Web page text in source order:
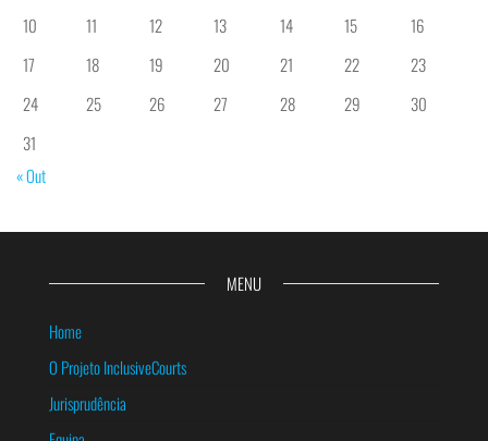
10
11 12 13 14 15
16
17
18 19 20 21 22
23
24
25 26 27 28 29
30
31
« Out
MENU
Home
O Projeto InclusiveCourts
Jurisprudência